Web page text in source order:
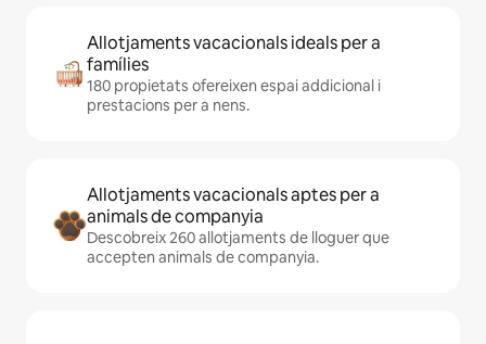
Allotjaments vacacionals ideals per a
famílies
180 propietats ofereixen espai addicional i
prestacions per a nens.
Allotjaments vacacionals aptes per a
animals de companyia
Descobreix 260 allotjaments de lloguer que
accepten animals de companyia.